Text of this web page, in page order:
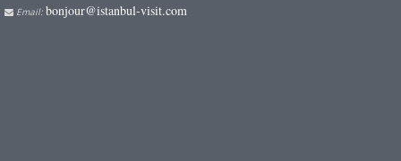
Email: bonjour@istanbul-visit.com